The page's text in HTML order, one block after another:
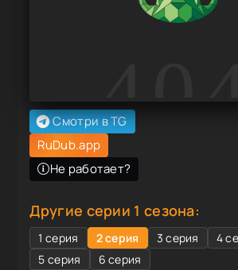
Смотри в TG
RuDub.app
Не работает?
Другие серии 1 сезона:
1 серия 2 серия 3 серия
4
5 серия
6 серия